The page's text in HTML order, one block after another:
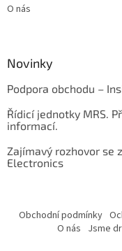
O nás
Novinky
Podpora obchodu –
Řídicí jednotky MRS.
informací.
Zajímavý rozhovor se
Electronics
Obchodní podmínky
O nás Jsme